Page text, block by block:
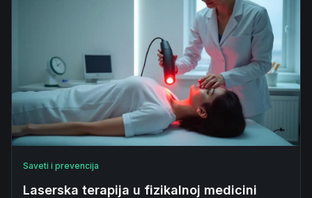
Saveti i prevencija
Laserska terapija u fizikalnoj medicini